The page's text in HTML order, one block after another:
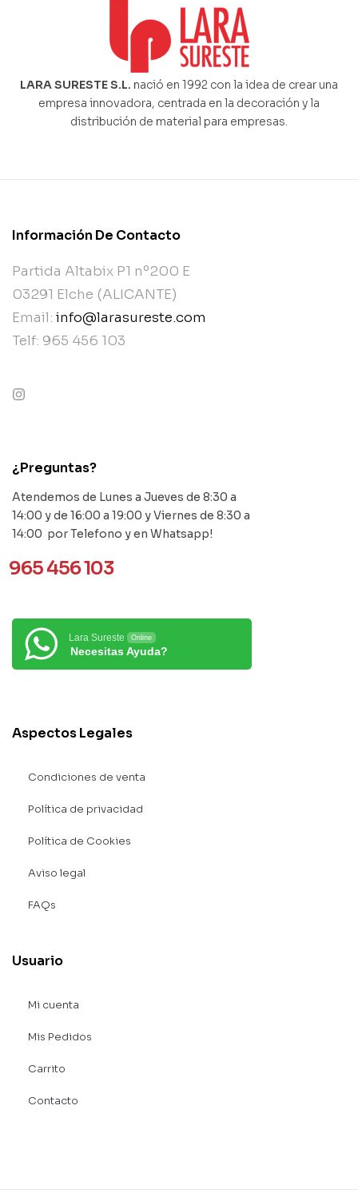
LARA SURESTE S.L. nació en 1992 con la idea de crear una
empresa innovadora, centrada en la decoración y la
distribución de material para empresas.
Información De Contacto
Partida Altabix P1 nº200 E
03291 Elche (ALICANTE)
Email: info@larasureste.com
Telf: 965 456 103
¿Preguntas?
Atendemos de Lunes a Jueves de 8:30 a
14:00 y de 16:00 a 19:00 y Viernes de 8:30 a
14:00 por Telefono y en Whatsapp!
965 456 103
Lara Sureste Online
Necesitas Ayuda?
Aspectos Legales
Condiciones de venta
Política de privacidad
Política de Cookies
Aviso legal
FAQs
Usuario
Mi cuenta
Mis Pedidos
Carrito
Contacto